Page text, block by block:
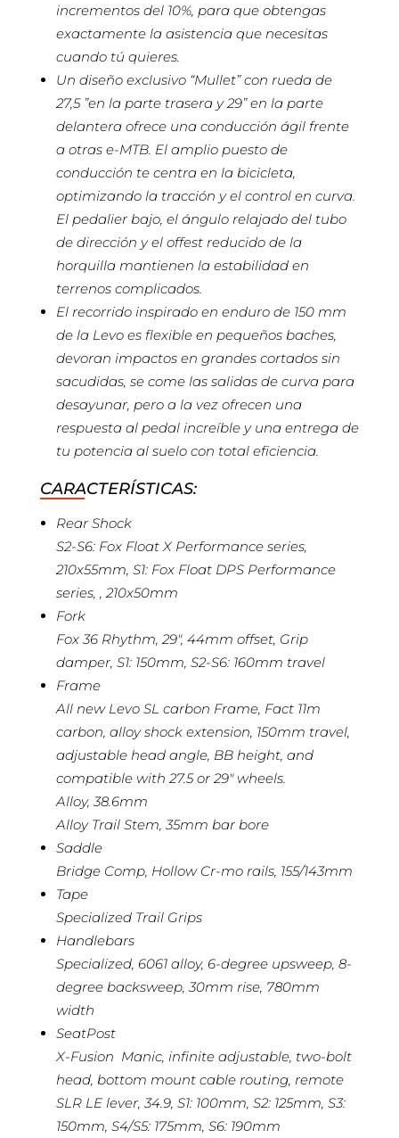
incrementos del 10%, para que obtengas
exactamente la asistencia que necesitas
cuando tú quieres.
Un diseño exclusivo “Mullet” con rueda de
27,5 ”en la parte trasera y 29” en la parte
delantera ofrece una conducción ágil frente
a otras e-MTB. El amplio puesto de
conducción te centra en la bicicleta,
optimizando la tracción y el control en curva.
El pedalier bajo, el ángulo relajado del tubo
de dirección y el offest reducido de la
horquilla mantienen la estabilidad en
terrenos complicados.
El recorrido inspirado en enduro de 150 mm
de la Levo es flexible en pequeños baches,
devoran impactos en grandes cortados sin
sacudidas, se come las salidas de curva para
desayunar, pero a la vez ofrecen una
respuesta al pedal increíble y una entrega de
tu potencia al suelo con total eficiencia.
CARACTERÍSTICAS:
Rear Shock
S2-S6: Fox Float X Performance series,
210x55mm, S1: Fox Float DPS Performance
series, , 210x50mm
Fork
Fox 36 Rhythm, 29″, 44mm offset, Grip
damper, S1: 150mm, S2-S6: 160mm travel
Frame
All new Levo SL carbon Frame, Fact 11m
carbon, alloy shock extension, 150mm travel,
adjustable head angle, BB height, and
compatible with 27.5 or 29″ wheels.
Alloy, 38.6mm
Alloy Trail Stem, 35mm bar bore
Saddle
Bridge Comp, Hollow Cr-mo rails, 155/143mm
Tape
Specialized Trail Grips
Handlebars
Specialized, 6061 alloy, 6-degree upsweep, 8-
degree backsweep, 30mm rise, 780mm
width
SeatPost
X-Fusion Manic, infinite adjustable, two-bolt
head, bottom mount cable routing, remote
SLR LE lever, 34.9, S1: 100mm, S2: 125mm, S3:
150mm, S4/S5: 175mm, S6: 190mm